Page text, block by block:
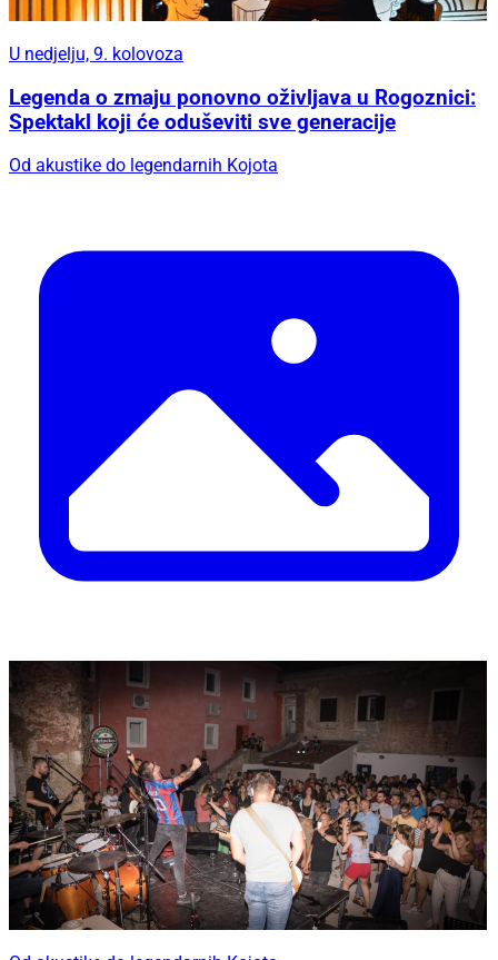
U nedjelju, 9. kolovoza
Legenda o zmaju ponovno oživljava u Rogoznici:
Spektakl koji će oduševiti sve generacije
Od akustike do legendarnih Kojota